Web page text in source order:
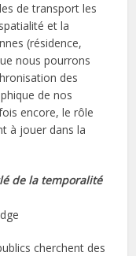
de transport les
et la
(résidence,
nous pourrons
des
de nos
encore, le rôle
à jouer dans la
de la temporalité
cherchent des